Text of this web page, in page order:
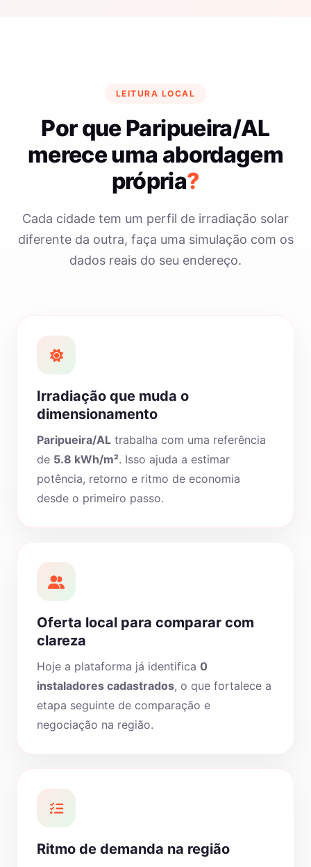
LEITURA LOCAL
Por que Paripueira/AL
merece uma abordagem
própria?
Cada cidade tem um perfil de irradiação solar
diferente da outra, faça uma simulação com os
dados reais do seu endereço.
Irradiação que muda o
dimensionamento
Paripueira/AL trabalha com uma referência
de 5.8 kWh/m². Isso ajuda a estimar
potência, retorno e ritmo de economia
desde o primeiro passo.
Oferta local para comparar com
clareza
Hoje a plataforma já identifica 0
instaladores cadastrados, o que fortalece a
etapa seguinte de comparação e
negociação na região.
Ritmo de demanda na região